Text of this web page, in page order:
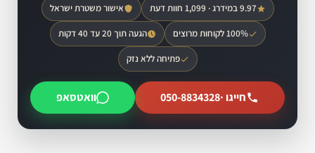
9.97 במידרג · 1,099 חוות דעת אישור משטרת ישראל
100% לקוחות מרוצים הגעה תוך 20 עד 40 דקות
פתיחה ללא נזק
חייגו ·050-8834328 וואטסאפ